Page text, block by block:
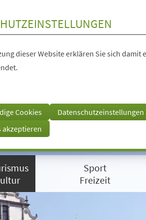
dieser Website erklären Sie sich damit
Cookies
Datenschutzeinstellungen
akzeptieren
Sport
Freizeit